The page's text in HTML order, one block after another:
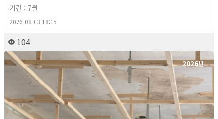
기간 : 7월
2026-08-03 18:15
104
2026년